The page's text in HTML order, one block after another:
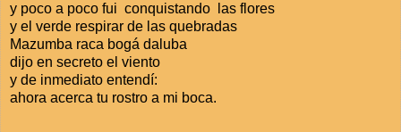
y poco a poco fui conquistando las flores
y el verde respirar de las quebradas
Mazumba raca bogá daluba
dijo en secreto el viento
y de inmediato entendí:
ahora acerca tu rostro a mi boca.